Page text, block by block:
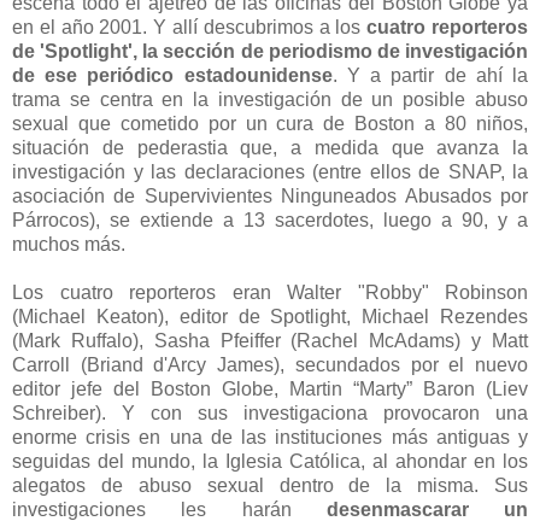
en el año 2001. Y allí descubrimos a loscuatro reporteros
de 'Spotlight', la sección de periodismo de investigación
de ese periódico estadounidense. Y a partir de ahí la
trama se centra en la investigación de un posible abuso
sexual que cometido por un cura de Boston a 80 niños,
situación de pederastia que, a medida que avanza la
investigación y las declaraciones (entre ellos de SNAP, la
asociación de Supervivientes Ninguneados Abusados por
Párrocos), se extiende a 13 sacerdotes, luego a 90, y a
muchos más.
Los cuatro reporteros eran Walter "Robby" Robinson
(Michael Keaton), editor de Spotlight, Michael Rezendes
(Mark Ruffalo), Sasha Pfeiffer (Rachel McAdams) y Matt
Carroll (Briand d'Arcy James), secundados por el nuevo
editor jefe del Boston Globe, Martin “Marty” Baron (Liev
Schreiber). Y con sus investigaciona provocaron una
enorme crisis en una de las instituciones más antiguas y
seguidas del mundo, la Iglesia Católica, al ahondar en los
alegatos de abuso sexual dentro de la misma. Sus
investigaciones les harán desenmascarar un